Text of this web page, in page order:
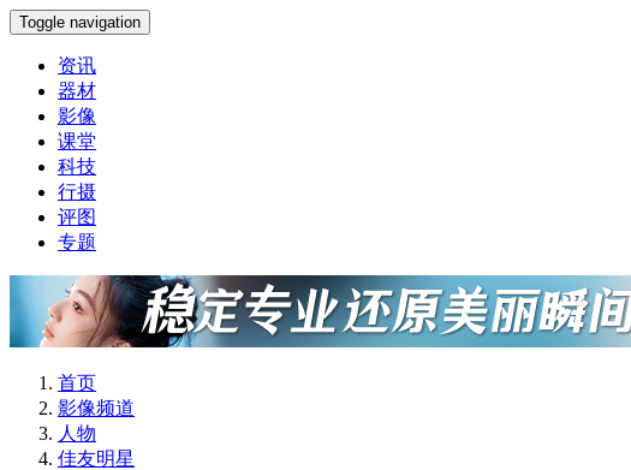
Toggle navigation
资讯
器材
影像
课堂
科技
行摄
评图
专题
首页
影像频道
人物
佳友明星